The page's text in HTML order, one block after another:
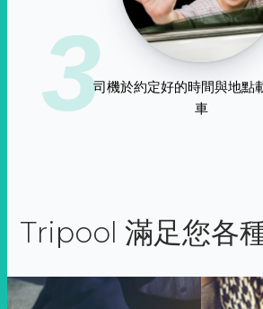
3司機於約定好的時間與地點
車
Tripool 滿足您各